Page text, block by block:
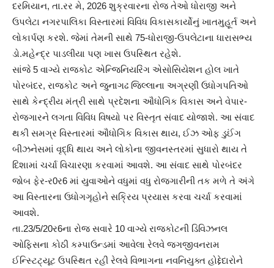
દરમિયાન, તા.રર મે, 2026 શુક્રવારના રોજ તેઓ ધોરાજી અને
ઉપલેટા નગરપાલિકા વિસ્તારમાં વિવિધ વિકાસકાર્યોનું ખાતમુહૂર્ત અને
લોકાર્પણ કરશે. જેમાં તેમની સાથે 75-ધોરાજી-ઉપલેટાના ધારાસભ્ય
ડો.મહેન્દ્ર પાડલીયા પણ ખાસ ઉપસ્થિત રહેશે.
સાંજે 5 વાગ્યે રાજકોટ એન્જિનિયરિંગ એસોસિયેશન હોલ ખાતે
પોરબંદર, રાજકોટ અને જુનાગઢ જિલ્લાના અગ્રણી ઉધોગપતિઓ
સાથે કેન્દ્રીય મંત્રી સાથે પ્રદેશના ઔધોગિક વિકાસ અને વેપાર-
રોજગારને લગતા વિવિધ વિષયો પર વિસ્તૃત સંવાદ યોજાશે. આ સંવાદ
થકી સમગ્ર વિસ્તારમાં ઔધોગિક વિકાસ થાય, ઈઝ ઓફ ડુઈંગ
બીઝનેસમાં વૃદ્ધિ થાય અને લોકોના જીવનસ્તરમાં સુધારો થાય તે
દિશામાં ચર્ચા વિચારણા કરવામાં આવશે. આ સંવાદ સાથે પોરબંદર
જોબ ફેર-ર0ર6 માં યુવાઓને વધુમાં વધુ રોજગારીની તક મળે તે અંગે
આ વિસ્તારના ઉધોગગૃહોને સક્રિય પ્રયાસ કરવા ચર્ચા કરવામાં
આવશે.
તા.23/5/20ર6ના રોજ સવારે 10 વાગ્યે રાજકોટની ડિવિઝનલ
ઓફિસના કોઠી કમ્પાઉન્ડમાં આવેલા રેલવે જગજીવનરામ
ઈન્સ્ટિટ્યૂટ ઉપસ્થિત રહી રેલવે વિભાગના નવનિયુક્ત હોદ્દેદારોને